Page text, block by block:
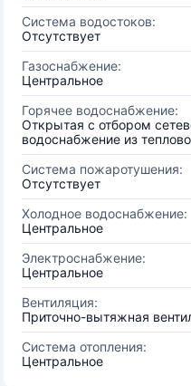
Система водостоков:
Отсутствует
Газоснабжение:
Центральное
Горячее водоснабжение:
Открытая с отбором
водоснабжение из
Система пожаротушения:
Отсутствует
Холодное водоснабжение:
Центральное
Электроснабжение:
Центральное
Вентиляция:
Приточно-вытяжная
Система отопления:
Центральное